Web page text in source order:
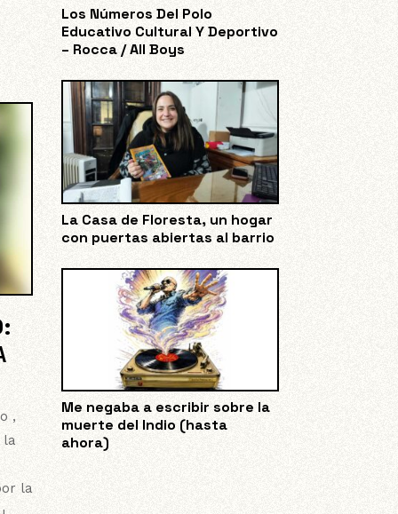
,
la
la
Los Números Del Polo
Educativo Cultural Y Deportivo
– Rocca / All Boys
La Casa de Floresta, un hogar
con puertas abiertas al barrio
Me negaba a escribir sobre la
muerte del Indio (hasta
ahora)